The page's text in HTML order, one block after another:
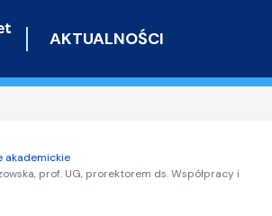
do
AKTUALNOŚCI
akademickie
prof. UG, prorektorem ds. Współpracy i